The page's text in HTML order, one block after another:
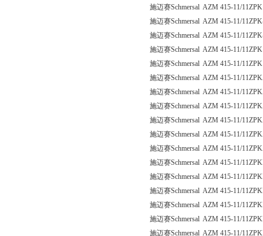
施迈赛Schmersal AZM 415-11/
施迈赛Schmersal AZM 415-11/
施迈赛Schmersal AZM 415-11/
施迈赛Schmersal AZM 415-11/
施迈赛Schmersal AZM 415-11/
施迈赛Schmersal AZM 415-11/
施迈赛Schmersal AZM 415-11/
施迈赛Schmersal AZM 415-11/
施迈赛Schmersal AZM 415-11/
施迈赛Schmersal AZM 415-11/
施迈赛Schmersal AZM 415-11/
施迈赛Schmersal AZM 415-11/
施迈赛Schmersal AZM 415-11/
施迈赛Schmersal AZM 415-11/
施迈赛Schmersal AZM 415-11/
施迈赛Schmersal AZM 415-11/
施迈赛Schmersal AZM 415-11/